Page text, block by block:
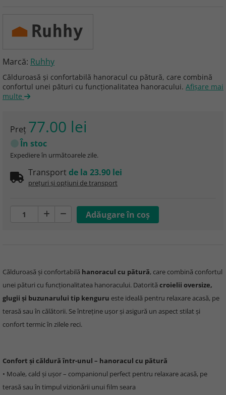
Marcă: Ruhhy
Călduroasă și confortabilă hanoracul cu pătură, care combină
confortul unei pături cu funcționalitatea hanoracului. Afişare mai
multe
Preţ 77.00 lei
În stoc
Expediere în următoarele zile.
Transport de la 23.90 lei
prețuri și opțiuni de transport
Călduroasă și confortabilă hanoracul cu pătură, care combină confortul
unei pături cu funcționalitatea hanoracului. Datorită croielii oversize,
glugii și buzunarului tip kenguru este ideală pentru relaxare acasă, pe
terasă sau în călătorii. Se întreține ușor și asigură un aspect stilat și
confort termic în zilele reci.
Confort și căldură într-unul – hanoracul cu pătură
• Moale, cald și ușor – companionul perfect pentru relaxare acasă, pe
terasă sau în timpul vizionării unui film seara